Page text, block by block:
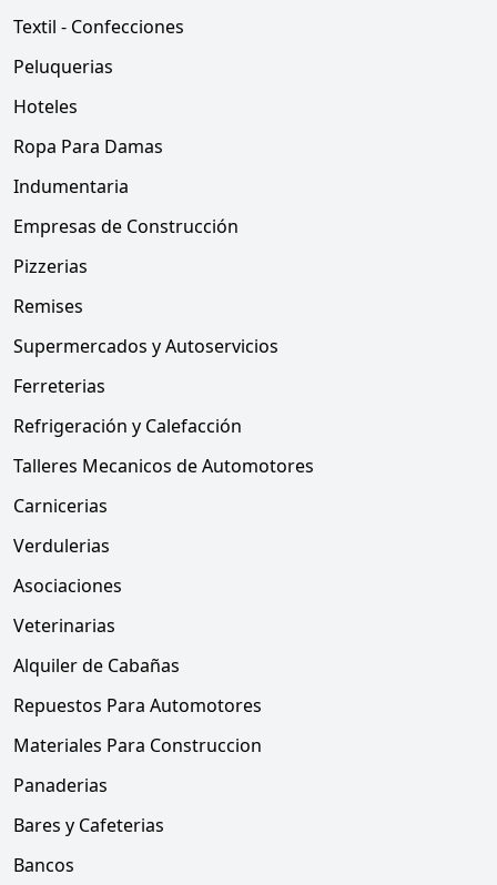
Textil - Confecciones
Peluquerias
Hoteles
Ropa Para Damas
Indumentaria
Empresas de Construcción
Pizzerias
Remises
Supermercados y Autoservicios
Ferreterias
Refrigeración y Calefacción
Talleres Mecanicos de Automotores
Carnicerias
Verdulerias
Asociaciones
Veterinarias
Alquiler de Cabañas
Repuestos Para Automotores
Materiales Para Construccion
Panaderias
Bares y Cafeterias
Bancos